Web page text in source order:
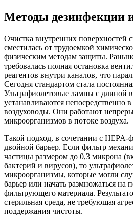
Методы дезинфекции
Очистка внутренних поверхностей
сместилась от трудоемкой
физическим методам защиты.
требовалась полная остановка
реагентов внутри каналов, что
Сегодня стандартом стала
Ультрафиолетовые лампы с длиной
устанавливаются непосредственно
воздуховоды. Они работают
микроорганизмов в потоке воздуха.
Такой подход, в сочетании с HEPA-
двойной барьер. Если фильтр
частицы размером до 0,3 микрона
бактерий и вирусов), то
микроорганизмы, которые могли
барьер или начать размножаться на
фильтрующего материала.
стерильная среда, не требующая
поддержания чистоты.